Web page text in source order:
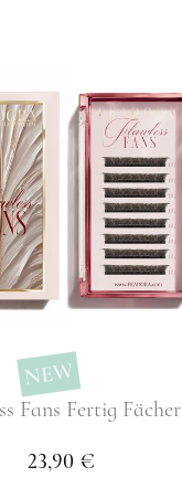
NEW
Fans Fertig Fächer
23,90 €